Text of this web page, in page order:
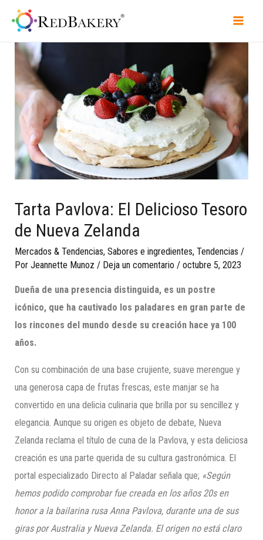
Tarta Pavlova: El Delicioso Tesoro
de Nueva Zelanda
Mercados & Tendencias,Sabores e ingredientes,Tendencias /
PorJeannette Munoz / Deja un comentario /octubre 5, 2023
Dueña de una presencia distinguida, es un postre
icónico, que ha cautivado los paladares en gran parte de
los rincones del mundo desde su creación hace ya 100
años.
Con su combinación de una base crujiente, suave merengue y
una generosa capa de frutas frescas, este manjar se ha
convertido en una delicia culinaria que brilla por su sencillez y
elegancia. Aunque su origen es objeto de debate, Nueva
Zelanda reclama el título de cuna de la Pavlova, y esta deliciosa
creación es una parte querida de su cultura gastronómica. El
portal especializado Directo al Paladar señala que; «Según
hemos podido comprobar fue creada en los años 20s en
honor a la bailarina rusa Anna Pavlova, durante una de sus
giras por Australia y Nueva Zelanda. El origen no está claro